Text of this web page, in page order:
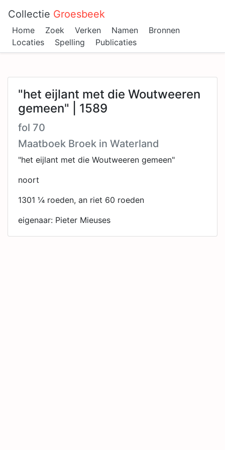
Collectie Groesbeek
Home Zoek Verken Namen
Bronnen
Locaties
Spelling Publicaties
"het eijlant met die Woutweeren
gemeen" | 1589
fol 70
Maatboek Broek in Waterland
"het eijlant met die Woutweeren gemeen"
noort
1301 ¼ roeden, an riet 60 roeden
eigenaar: Pieter Mieuses